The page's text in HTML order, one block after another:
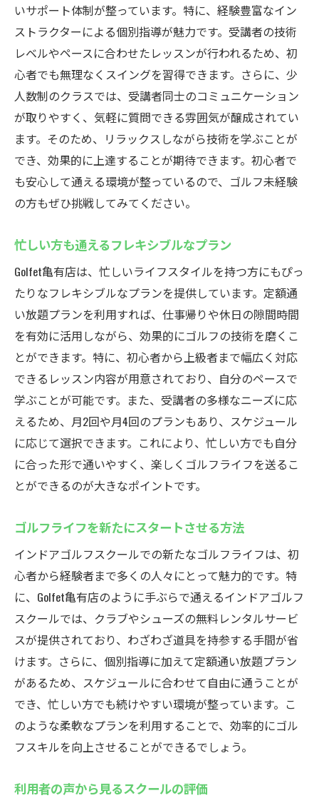
アクセスの良さが選ばれる理由
駅近でストレスフリーな通学
忙しい方にぴったりの立地条件
周辺環境と合わせた活用法
通いやすさを支える施設の魅力
地域に根ざしたスクールの特長
仕事帰りや休日に最適！亀有のインドアゴルフ
スクールの特徴
時間を有効活用するレッスンの工夫
休日のリフレッシュに最適な環境
利用者が勧める通いやすさ
仕事と趣味の両立を助けるプラン
リラックスできるレッスンの雰囲気
多彩な割引特典でお得にゴルフライフを始めよ
う！亀有のインドアゴルフスクール
割引プランでお財布にも優しい
初心者向けのお得なキャンペーン
長期利用者に嬉しい特典紹介
使い方次第でお得度が増す方法
利用者が語る特典活用のコツ
初心者から上級者まで楽しめる！亀有のインド
アゴルフスクールの魅力
様々なレベルに合わせたプログラム
幅広い年齢層に対応した環境
上級者も満足できる指導内容
体験談から見る楽しさの秘密
コーチ陣の質の高さが魅力の鍵
継続して通うことで得られる成長
いサポート体制が整っています。特に、経験豊富なイン
ストラクターによる個別指導が魅力です。受講者の技術
レベルやペースに合わせたレッスンが行われるため、初
心者でも無理なくスイングを習得できます。さらに、少
人数制のクラスでは、受講者同士のコミュニケーション
が取りやすく、気軽に質問できる雰囲気が醸成されてい
ます。そのため、リラックスしながら技術を学ぶことが
でき、効果的に上達することが期待できます。初心者で
も安心して通える環境が整っているので、ゴルフ未経験
の方もぜひ挑戦してみてください。
忙しい方も通えるフレキシブルなプラン
Golfet亀有店は、忙しいライフスタイルを持つ方にもぴっ
たりなフレキシブルなプランを提供しています。定額通
い放題プランを利用すれば、仕事帰りや休日の隙間時間
を有効に活用しながら、効果的にゴルフの技術を磨くこ
とができます。特に、初心者から上級者まで幅広く対応
できるレッスン内容が用意されており、自分のペースで
学ぶことが可能です。また、受講者の多様なニーズに応
えるため、月2回や月4回のプランもあり、スケジュール
に応じて選択できます。これにより、忙しい方でも自分
に合った形で通いやすく、楽しくゴルフライフを送るこ
とができるのが大きなポイントです。
ゴルフライフを新たにスタートさせる方法
インドアゴルフスクールでの新たなゴルフライフは、初
心者から経験者まで多くの人々にとって魅力的です。特
に、Golfet亀有店のように手ぶらで通えるインドアゴルフ
スクールでは、クラブやシューズの無料レンタルサービ
スが提供されており、わざわざ道具を持参する手間が省
けます。さらに、個別指導に加えて定額通い放題プラン
があるため、スケジュールに合わせて自由に通うことが
でき、忙しい方でも続けやすい環境が整っています。こ
のような柔軟なプランを利用することで、効率的にゴル
フスキルを向上させることができるでしょう。
利用者の声から見るスクールの評価